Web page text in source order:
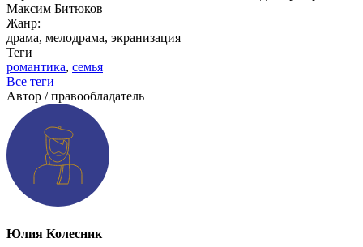
Максим Битюков
Жанр:
драма, мелодрама, экранизация
Теги
романтика, семья
Все теги
Автор / правообладатель
Юлия Колесник